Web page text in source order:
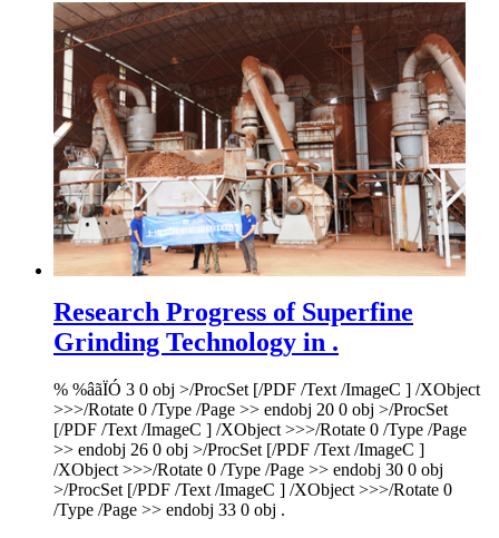
Research Progress of Superfine
Grinding Technology in .
% %âãÏÓ 3 0 obj >/ProcSet [/PDF /Text /ImageC ] /XObject
>>>/Rotate 0 /Type /Page >> endobj 20 0 obj >/ProcSet
[/PDF /Text /ImageC ] /XObject >>>/Rotate 0 /Type /Page
>> endobj 26 0 obj >/ProcSet [/PDF /Text /ImageC ]
/XObject >>>/Rotate 0 /Type /Page >> endobj 30 0 obj
>/ProcSet [/PDF /Text /ImageC ] /XObject >>>/Rotate 0
/Type /Page >> endobj 33 0 obj .